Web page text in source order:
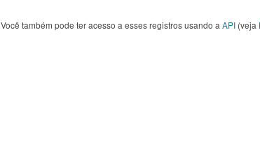
Você também pode ter acesso a esses registros usando a API (veja